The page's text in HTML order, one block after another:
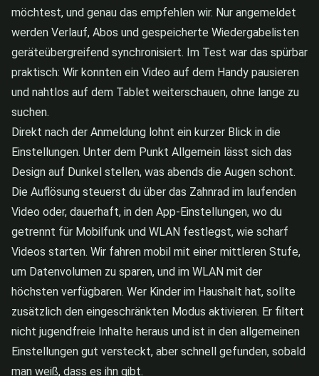
möchtest, und genau das empfehlen wir. Nur angemeldet
werden Verlauf, Abos und gespeicherte Wiedergabelisten
geräteübergreifend synchronisiert. Im Test war das spürbar
praktisch: Wir konnten ein Video auf dem Handy pausieren
und nahtlos auf dem Tablet weiterschauen, ohne lange zu
suchen.
Direkt nach der Anmeldung lohnt ein kurzer Blick in die
Einstellungen. Unter dem Punkt Allgemein lässt sich das
Design auf Dunkel stellen, was abends die Augen schont.
Die Auflösung steuerst du über das Zahnrad im laufenden
Video oder, dauerhaft, in den App-Einstellungen, wo du
getrennt für Mobilfunk und WLAN festlegst, wie scharf
Videos starten. Wir fahren mobil mit einer mittleren Stufe,
um Datenvolumen zu sparen, und im WLAN mit der
höchsten verfügbaren. Wer Kinder im Haushalt hat, sollte
zusätzlich den eingeschränkten Modus aktivieren. Er filtert
nicht jugendfreie Inhalte heraus und ist in den allgemeinen
Einstellungen gut versteckt, aber schnell gefunden, sobald
man weiß, dass es ihn gibt.